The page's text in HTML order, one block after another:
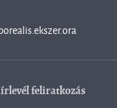
feliratkozás